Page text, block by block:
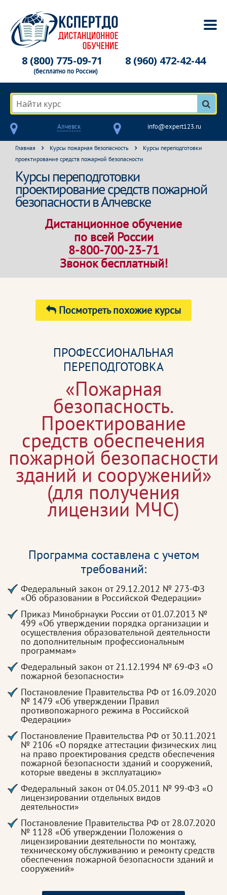
8 (800) 775-09-71
(бесплатно по России)
8 (960) 472-42-44
Найти курс
Алчевск info@expert123.ru
Главная Курсы пожарная безопасность
Курсы переподготовки
проектирование средств пожарной безопасности
Курсы переподготовки
проектирование средств пожарной
безопасности в Алчевске
Дистанционное обучение
по всей России
8-800-700-23-71
Звонок бесплатный!
Посмотреть похожие курсы
ПРОФЕССИОНАЛЬНАЯ
ПЕРЕПОДГОТОВКА
«Пожарная
безопасность.
Проектирование
средств обеспечения
пожарной безопасности
зданий и сооружений»
(для получения
лицензии МЧС)
Программа составлена с учетом
требований:
Федеральный закон от 29.12.2012 № 273-ФЗ
«Об образовании в Российской Федерации»
Приказ Минобрнауки России от 01.07.2013 №
499 «Об утверждении порядка организации и
осуществления образовательной деятельности
по дополнительным профессиональным
программам»
Федеральный закон от 21.12.1994 № 69-ФЗ «О
пожарной безопасности»
Постановление Правительства РФ от 16.09.2020
№ 1479 «Об утверждении Правил
противопожарного режима в Российской
Федерации»
Постановление Правительства РФ от 30.11.2021
№ 2106 «О порядке аттестации физических лиц
на право проектирования средств обеспечения
пожарной безопасности зданий и сооружений,
которые введены в эксплуатацию»
Федеральный закон от 04.05.2011 № 99-ФЗ «О
лицензировании отдельных видов
деятельности»
Постановление Правительства РФ от 28.07.2020
№ 1128 «Об утверждении Положения о
лицензировании деятельности по монтажу,
техническому обслуживанию и ремонту средств
обеспечения пожарной безопасности зданий и
сооружений»